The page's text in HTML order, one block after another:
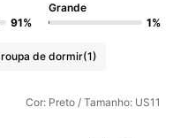
91%
Grande
1%
roupa de dormir(1)
Cor: Preto / Tamanho: US11